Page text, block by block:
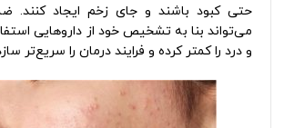
حتی کبود باشند و جای زخم ایجاد کنند.
می‌تواند بنا به تشخیص خود از داروهایی
و درد را کمتر کرده و فرایند درمان را سریع‌تر